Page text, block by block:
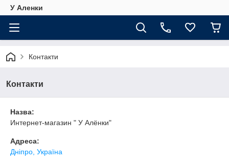
У Аленки
Контакти
Контакти
Назва:
Интернет-магазин " У Алёнки"
Адреса:
Дніпро, Україна